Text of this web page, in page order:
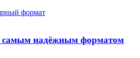
самым надёжным форматом